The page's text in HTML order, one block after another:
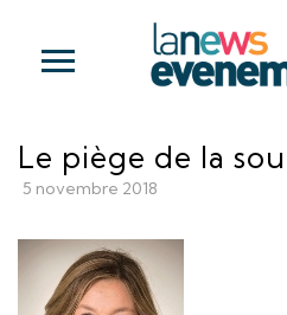
Le piège de la
5 novembre 2018